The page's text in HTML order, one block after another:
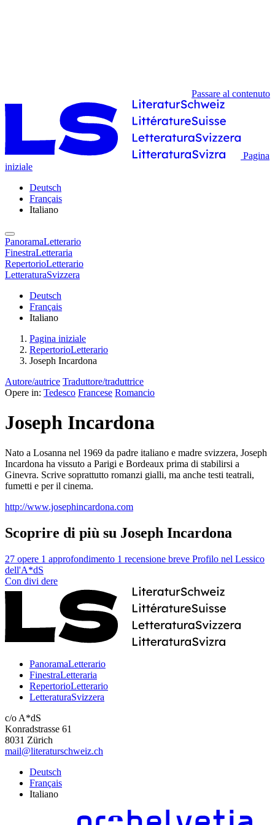
Passare al contenuto
Pagina
iniziale
Deutsch
Français
Italiano
PanoramaLetterario
FinestraLetteraria
RepertorioLetterario
LetteraturaSvizzera
Deutsch
Français
Italiano
Pagina iniziale
RepertorioLetterario
Joseph Incardona
Autore/autrice Traduttore/traduttrice
Opere in: Tedesco Francese Romancio
Joseph Incardona
Nato a Losanna nel 1969 da padre italiano e madre svizzera, Joseph
Incardona ha vissuto a Parigi e Bordeaux prima di stabilirsi a
Ginevra. Scrive soprattutto romanzi gialli, ma anche testi teatrali,
fumetti e per il cinema.
http://www.josephincardona.com
Scoprire di più su Joseph Incardona
27 opere 1 approfondimento 1 recensione breve Profilo nel Lessico
dell'A*dS
Con divi dere
PanoramaLetterario
FinestraLetteraria
RepertorioLetterario
LetteraturaSvizzera
c/o A*dS
Konradstrasse 61
8031 Zürich
mail@literaturschweiz.ch
Deutsch
Français
Italiano